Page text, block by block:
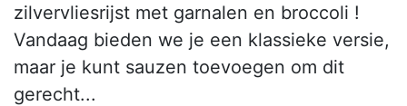
zilvervliesrijst met garnalen en broccoli !
Vandaag bieden we je een klassieke versie,
maar je kunt sauzen toevoegen om dit
gerecht...